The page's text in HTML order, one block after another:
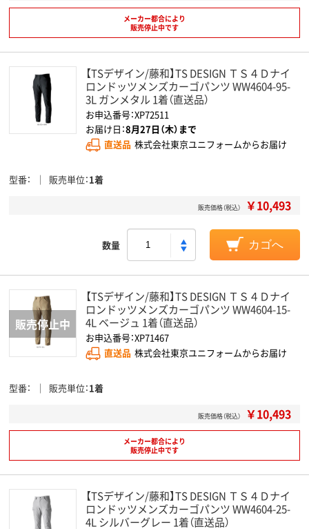
メーカー都合により
販売停止中です
【TSデザイン/藤和】TS DESIGN ＴＳ４Ｄナイ
ロンドッツメンズカーゴパンツ WW4604-95-
3L ガンメタル 1着（直送品）
お申込番号：XP72511
お届け日：8月27日（木）まで
直送品 株式会社東京ユニフォームからお届け
型番 販売単位 1着
販売価格（税込） ￥10,493
数量 カゴへ
【TSデザイン/藤和】TS DESIGN ＴＳ４Ｄナイ
ロンドッツメンズカーゴパンツ WW4604-15-
4L ベージュ 1着（直送品）
お申込番号：XP71467
直送品 株式会社東京ユニフォームからお届け
型番 販売単位 1着
販売価格（税込） ￥10,493
メーカー都合により
販売停止中です
【TSデザイン/藤和】TS DESIGN ＴＳ４Ｄナイ
ロンドッツメンズカーゴパンツ WW4604-25-
4L シルバーグレー 1着（直送品）